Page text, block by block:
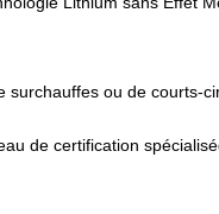
ou de courts-
de certification